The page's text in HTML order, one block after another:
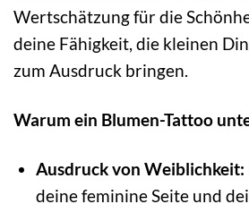
Wertschätzung für die
deine Fähigkeit, die kleinen
zum Ausdruck bringen.
Warum ein Blumen-Tattoo
Ausdruck von Weiblichkeit:
deine feminine Seite und